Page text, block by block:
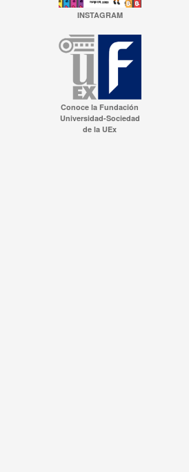
INSTAGRAM
Conoce la Fundación
Universidad-Sociedad
de la UEx